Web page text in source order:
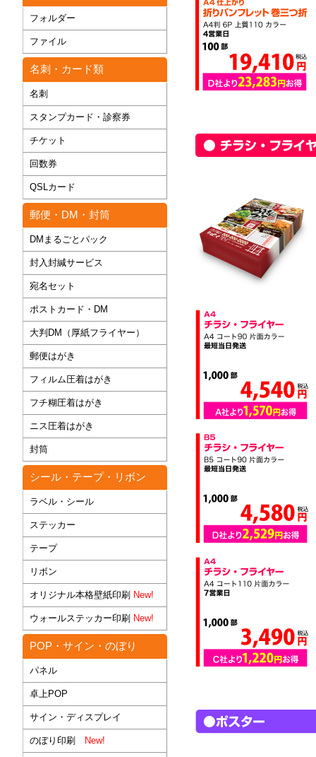
フォルダー
ファイル
名刺・カード類
名刺
スタンプカード・診察券
チケット
回数券
QSLカード
郵便・DM・封筒
DMまるごとパック
封入封緘サービス
宛名セット
ポストカード・DM
大判DM（厚紙フライヤー）
郵便はがき
フィルム圧着はがき
フチ糊圧着はがき
ニス圧着はがき
封筒
シール・テープ・リボン
ラベル・シール
ステッカー
テープ
リボン
オリジナル本格壁紙印刷 New!
ウォールステッカー印刷 New!
POP・サイン・のぼり
パネル
卓上POP
サイン・ディスプレイ
のぼり印刷 New!